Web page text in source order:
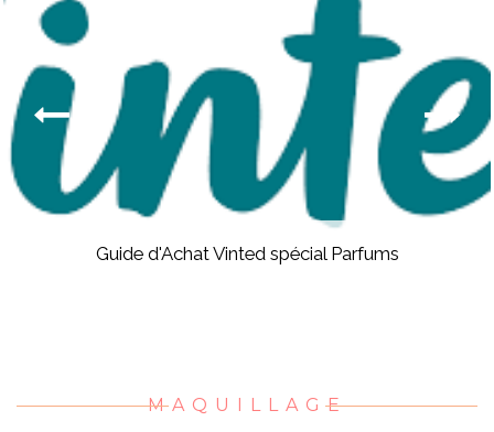
Guide d'Achat Vinted spécial Parfums
MAQUILLAGE